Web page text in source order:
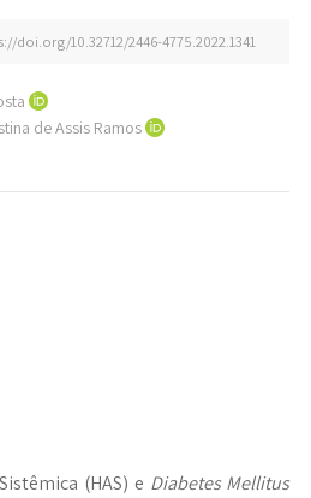
doi.org/10.32712/2446-4775.2022.1341
de Assis Ramos
(HAS) e Diabetes Mellitus